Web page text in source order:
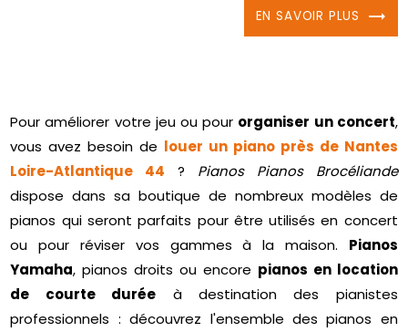
EN SAVOIR PLUS
Pour améliorer votre jeu ou pour organiser un concert,
vous avez besoin de louer un piano près de Nantes
Loire-Atlantique 44 ? Pianos Pianos Brocéliande
dispose dans sa boutique de nombreux modèles de
pianos qui seront parfaits pour être utilisés en concert
ou pour réviser vos gammes à la maison. Pianos
Yamaha, pianos droits ou encore pianos en location
de courte durée à destination des pianistes
professionnels : découvrez l'ensemble des pianos en